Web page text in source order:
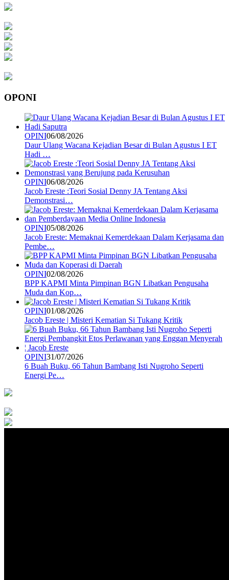
OPONI
OPINI06/08/2026
Daur Ulang Wacana Kejadian Besar di Bulan Agustus I ET
Hadi …
OPINI06/08/2026
Jacob Ereste :Teori Sosial Denny JA Tentang Aksi
Demonstrasi…
OPINI05/08/2026
Jacob Ereste: Memaknai Kemerdekaan Dalam Kerjasama dan
Pembe…
OPINI02/08/2026
BPP KAPMI Minta Pimpinan BGN Libatkan Pengusaha
Muda dan Kop…
OPINI01/08/2026
Jacob Ereste | Misteri Kematian Si Tukang Kritik
OPINI31/07/2026
6 Buah Buku, 66 Tahun Bambang Isti Nugroho Seperti
Energi Pe…